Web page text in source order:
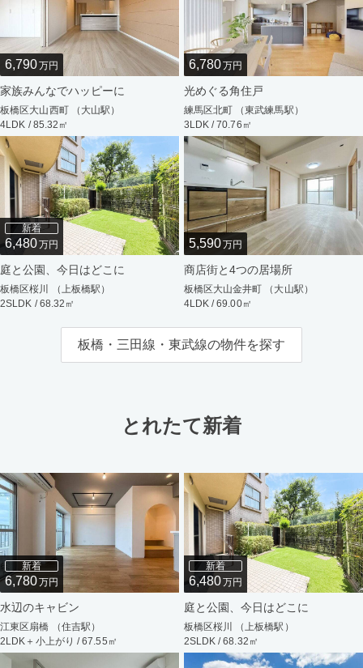
6,790万円
家族みんなでハッピーに
板橋区大山西町 （大山駅）
4LDK / 85.32㎡
6,780万円
光めぐる角住戸
練馬区北町 （東武練馬駅）
3LDK / 70.76㎡
新着
6,480万円
庭と公園、今日はどこに
板橋区桜川 （上板橋駅）
2SLDK / 68.32㎡
5,590万円
商店街と4つの居場所
板橋区大山金井町 （大山駅）
4LDK / 69.00㎡
板橋・三田線・東武線の物件を探す
とれたて新着
新着
6,780万円
水辺のキャビン
江東区扇橋 （住吉駅）
2LDK＋小上がり / 67.55㎡
新着
6,480万円
庭と公園、今日はどこに
板橋区桜川 （上板橋駅）
2SLDK / 68.32㎡